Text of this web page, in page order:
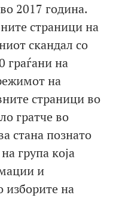
2017 година.
страници на
скандал со
граѓани на
на
страници во
гратче во
стана познато
група која
и
изборите на